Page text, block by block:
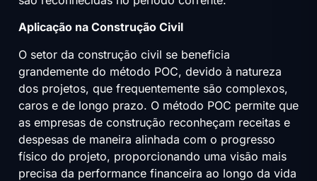
Aplicação na Construção Civil
O setor da construção civil se beneficia
grandemente do método POC, devido à natureza
dos projetos, que frequentemente são complexos,
caros e de longo prazo. O método POC permite que
as empresas de construção reconheçam receitas e
despesas de maneira alinhada com o progresso
físico do projeto, proporcionando uma visão mais
precisa da performance financeira ao longo da vida